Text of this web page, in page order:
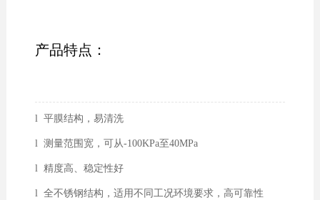
产品特点：
l 平膜结构，易清洗
l 测量范围宽，可从-100KPa至40MPa
l 精度高、稳定性好
l 全不锈钢结构，适用不同工况环境要求，高可靠性